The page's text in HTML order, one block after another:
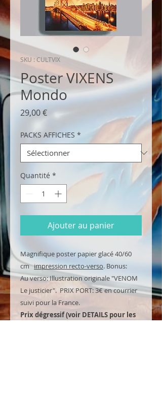
SKU : CULTVIX
Poster VIXENS
Mondo
29,00 €Prix
PACKS AFFICHES *
Quantité *
Ajouter au panier
Magnifique poster papier glacé 40/60
cmimpression recto-verso. Bonus:
Au verso: Illustration originale "VENOM
Le justicier". PRIX PORT: 3€ en courrier
suivi pour la France.
Prix dégressif (voir DETAILS pour les